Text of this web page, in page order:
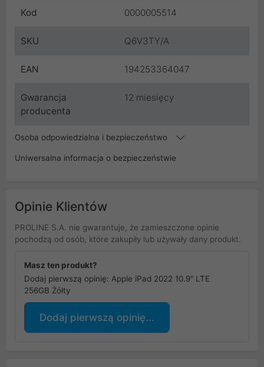
Kod 0000005514
SKU Q6V3TY/A
EAN 194253364047
Gwarancja
producenta
12 miesięcy
Osoba odpowiedzialna i bezpieczeństwo
Uniwersalna informacja o bezpieczeństwie
Opinie Klientów
PROLINE S.A. nie gwarantuje, że zamieszczone opinie
pochodzą od osób, które zakupiły lub używały dany produkt.
Masz ten produkt?
Dodaj pierwszą opinię: Apple iPad 2022 10.9" LTE
256GB Żółty
Dodaj pierwszą opinię...